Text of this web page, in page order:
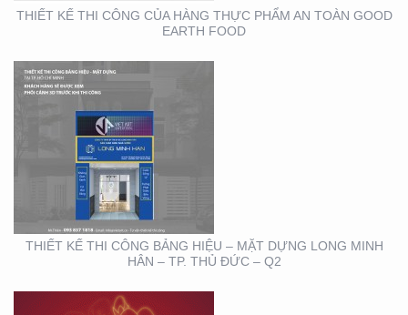
THIẾT KẾ THI CÔNG CỦA HÀNG THỰC PHẨM AN TOÀN GOOD
EARTH FOOD
THIẾT KẾ THI CÔNG BẢNG HIỆU – MẶT DỰNG LONG MINH
HÂN – TP. THỦ ĐỨC – Q2
THIẾT KẾ THIỆP ĐIỆN
TỬ ĐỘC ĐÁO , ẤN
TƯỢNG